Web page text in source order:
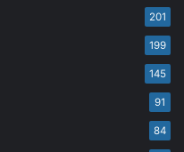
201
199
145
91
84